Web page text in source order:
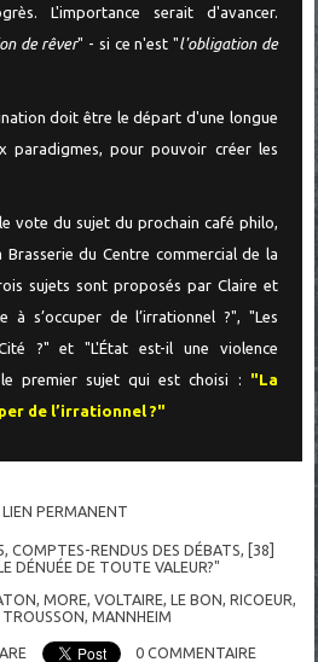
L'importance serait d'avancer.
de rêver" - si ce n'est "l'obligation de
doit être le départ d'une longue
paradigmes, pour pouvoir créer les
vote du sujet du prochain café philo,
du Centre commercial de la
sujets sont proposés par Claire et
à s’occuper de l’irrationnel ?", "Les
?" et "L'État est-il une violence
le premier sujet qui est choisi : "La
de l’irrationnel ?"
LIEN PERMANENT
, COMPTES-RENDUS DES DÉBATS,
[38]
DÉNUÉE DE TOUTE VALEUR?"
,MORE ,VOLTAIRE ,LE BON ,RICOEUR
TROUSSON ,MANNHEIM
0 COMMENTAIRE